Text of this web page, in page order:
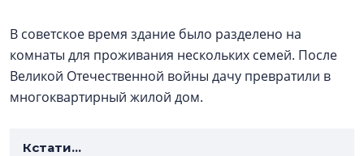
В советское время здание было разделено на
комнаты для проживания нескольких семей. После
Великой Отечественной войны дачу превратили в
многоквартирный жилой дом.
Кстати...